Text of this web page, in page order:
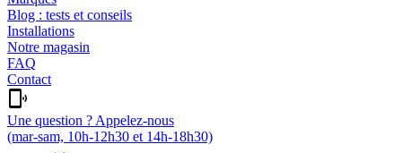
Blog : tests et conseils
Installations
Notre magasin
FAQ
Contact
Une question ? Appelez-nous
(mar-sam, 10h-12h30 et 14h-18h30)